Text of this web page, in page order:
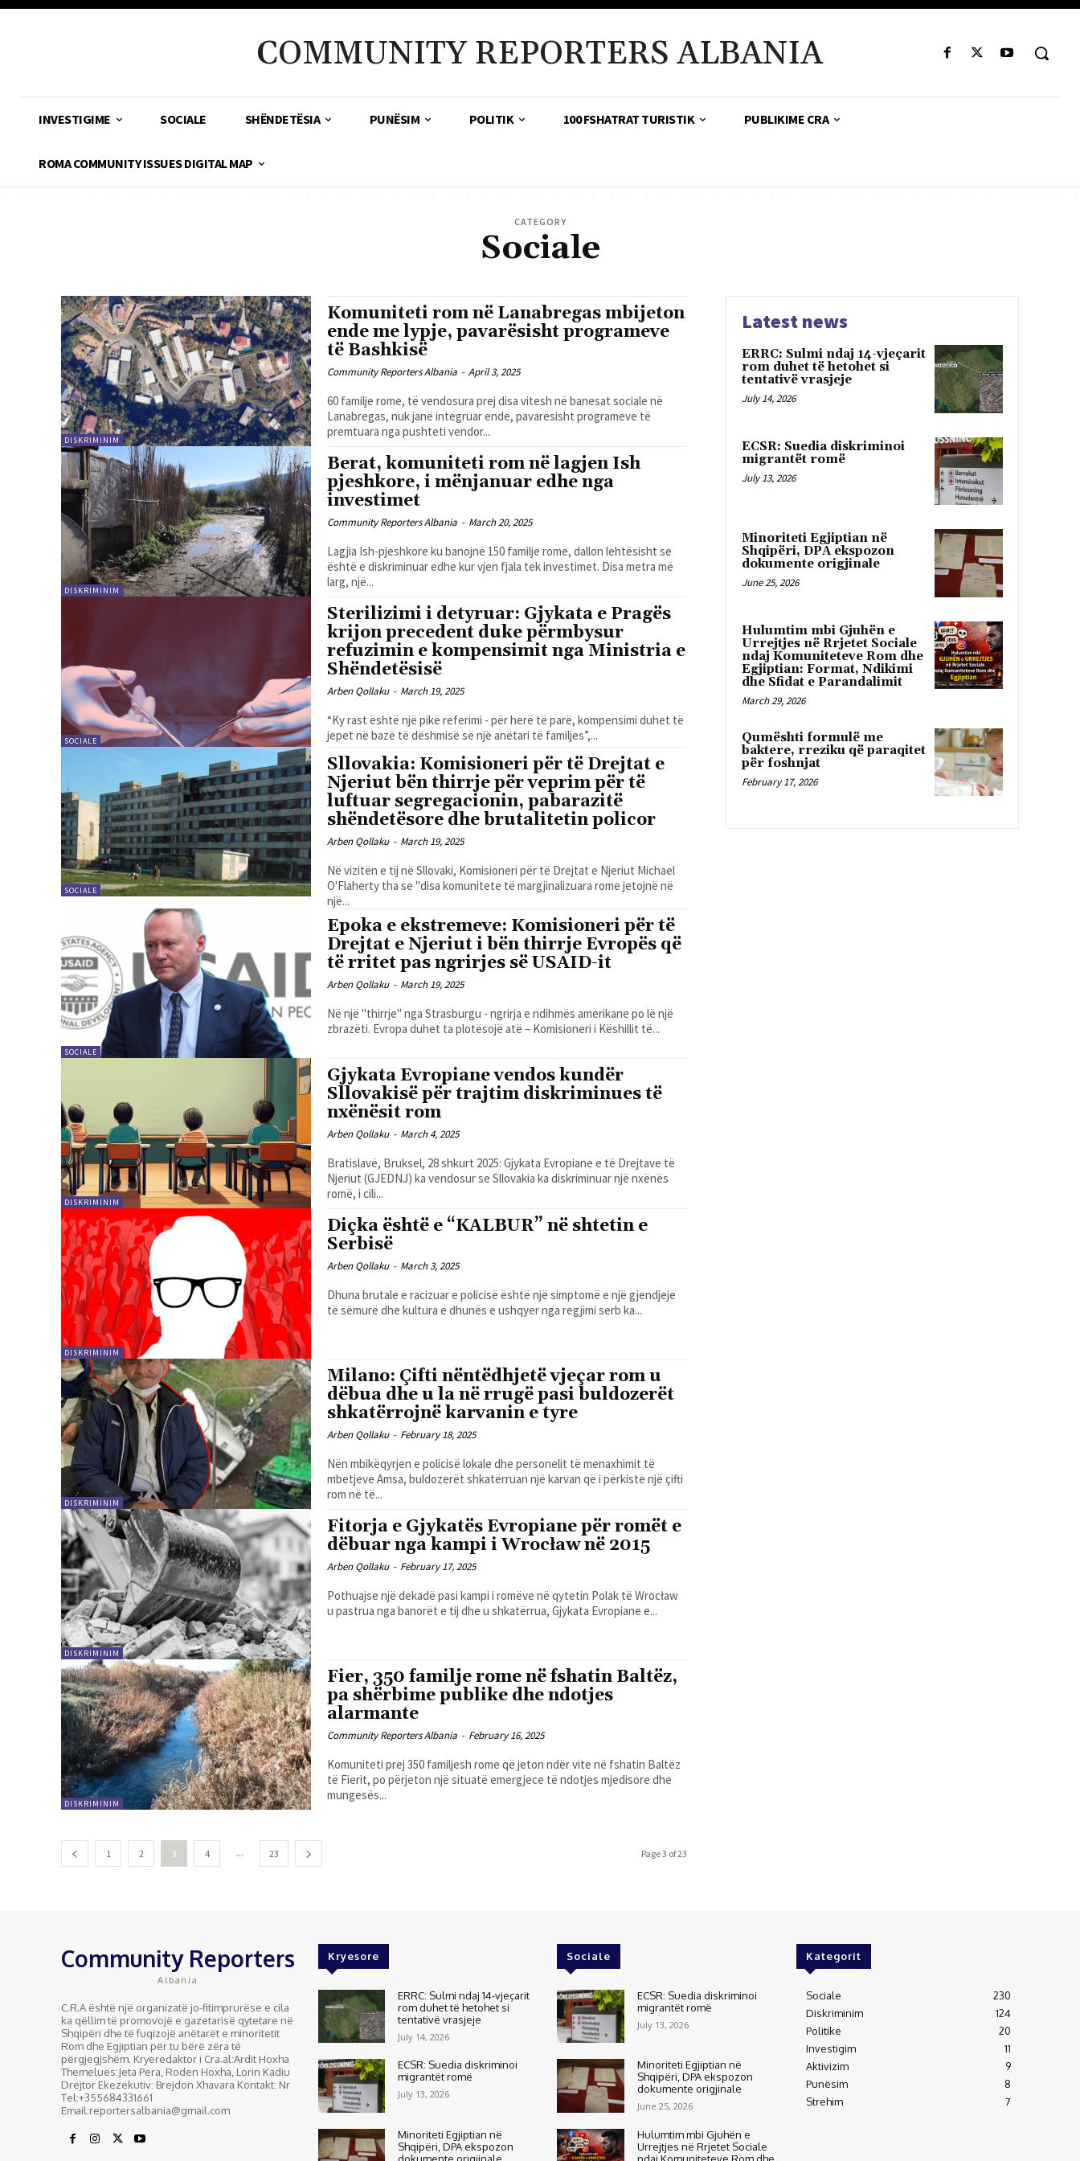
COMMUNITY REPORTERS ALBANIA
INVESTIGIME SOCIALE SHËNDETËSIA PUNËSIM POLITIK 100 FSHATRAT TURISTIK PUBLIKIME CRA
ROMA COMMUNITY ISSUES DIGITAL MAP
CATEGORY
Sociale
DISKRIMINIM
Komuniteti rom në Lanabregas mbijeton
ende me lypje, pavarësisht programeve
të Bashkisë
Community Reporters Albania - April 3, 2025
60 familje rome, të vendosura prej disa vitesh në banesat sociale në
Lanabregas, nuk janë integruar ende, pavarësisht programeve të
premtuara nga pushteti vendor...
DISKRIMINIM
Berat, komuniteti rom në lagjen Ish
pjeshkore, i mënjanuar edhe nga
investimet
Community Reporters Albania - March 20, 2025
Lagjia Ish-pjeshkore ku banojnë 150 familje rome, dallon lehtësisht se
është e diskriminuar edhe kur vjen fjala tek investimet. Disa metra më
larg, një...
SOCIALE
Sterilizimi i detyruar: Gjykata e Pragës
krijon precedent duke përmbysur
refuzimin e kompensimit nga Ministria e
Shëndetësisë
Arben Qollaku - March 19, 2025
“Ky rast është një pikë referimi - për herë të parë, kompensimi duhet të
jepet në bazë të dëshmisë së një anëtari të familjes”,...
SOCIALE
Sllovakia: Komisioneri për të Drejtat e
Njeriut bën thirrje për veprim për të
luftuar segregacionin, pabarazitë
shëndetësore dhe brutalitetin policor
Arben Qollaku - March 19, 2025
Në vizitën e tij në Sllovaki, Komisioneri për të Drejtat e Njeriut Michael
O'Flaherty tha se "disa komunitete të margjinalizuara rome jetojnë në
një...
SOCIALE
Epoka e ekstremeve: Komisioneri për të
Drejtat e Njeriut i bën thirrje Evropës që
të rritet pas ngrirjes së USAID-it
Arben Qollaku - March 19, 2025
Në një "thirrje" nga Strasburgu - ngrirja e ndihmës amerikane po lë një
zbrazëti. Evropa duhet ta plotësojë atë – Komisioneri i Këshillit të...
DISKRIMINIM
Gjykata Evropiane vendos kundër
Sllovakisë për trajtim diskriminues të
nxënësit rom
Arben Qollaku - March 4, 2025
Bratislavë, Bruksel, 28 shkurt 2025: Gjykata Evropiane e të Drejtave të
Njeriut (GJEDNJ) ka vendosur se Sllovakia ka diskriminuar një nxënës
romë, i cili...
DISKRIMINIM
Diçka është e “KALBUR” në shtetin e
Serbisë
Arben Qollaku - March 3, 2025
Dhuna brutale e racizuar e policisë është një simptomë e një gjendjeje
të sëmurë dhe kultura e dhunës e ushqyer nga regjimi serb ka...
DISKRIMINIM
Milano: Çifti nëntëdhjetë vjeçar rom u
dëbua dhe u la në rrugë pasi buldozerët
shkatërrojnë karvanin e tyre
Arben Qollaku - February 18, 2025
Nën mbikëqyrjen e policisë lokale dhe personelit të menaxhimit të
mbetjeve Amsa, buldozerët shkatërruan një karvan që i përkiste një çifti
rom në të...
DISKRIMINIM
Fitorja e Gjykatës Evropiane për romët e
dëbuar nga kampi i Wrocław në 2015
Arben Qollaku - February 17, 2025
Pothuajse një dekadë pasi kampi i romëve në qytetin Polak të Wrocław
u pastrua nga banorët e tij dhe u shkatërrua, Gjykata Evropiane e...
DISKRIMINIM
Fier, 350 familje rome në fshatin Baltëz,
pa shërbime publike dhe ndotjes
alarmante
Community Reporters Albania - February 16, 2025
Komuniteti prej 350 familjesh rome që jeton ndër vite në fshatin Baltëz
të Fierit, po përjeton një situatë emergjece të ndotjes mjedisore dhe
mungesës...
1 2 3 4 ... 23 Page 3 of 23
Latest news
ERRC: Sulmi ndaj 14-vjeçarit
rom duhet të hetohet si
tentativë vrasjeje
July 14, 2026
ECSR: Suedia diskriminoi
migrantët romë
July 13, 2026
Minoriteti Egjiptian në
Shqipëri, DPA ekspozon
dokumente origjinale
June 25, 2026
Hulumtim mbi Gjuhën e
Urrejtjes në Rrjetet Sociale
ndaj Komuniteteve Rom dhe
Egjiptian: Format, Ndikimi
dhe Sfidat e Parandalimit
March 29, 2026
Qumështi formulë me
baktere, rreziku që paraqitet
për foshnjat
February 17, 2026
Community Reporters
Albania
C.R.A është një organizatë jo-fitimprurëse e cila
ka qëllim të promovojë e gazetarisë qytetare në
Shqipëri dhe të fuqizojë anëtarët e minoritetit
Rom dhe Egjiptian për tu bërë zëra të
përgjegjshëm. Kryeredaktor i Cra.al:Ardit Hoxha
Themelues:Jeta Pera, Roden Hoxha, Lorin Kadiu
Drejtor Ekezekutiv: Brejdon Xhavara Kontakt: Nr
Tel:+355684331661
Email:reportersalbania@gmail.com
Kryesore
ERRC: Sulmi ndaj 14-vjeçarit
rom duhet të hetohet si
tentativë vrasjeje
July 14, 2026
ECSR: Suedia diskriminoi
migrantët romë
July 13, 2026
Minoriteti Egjiptian në
Shqipëri, DPA ekspozon
Sociale
ECSR: Suedia diskriminoi
migrantët romë
July 13, 2026
Minoriteti Egjiptian në
Shqipëri, DPA ekspozon
dokumente origjinale
June 25, 2026
Hulumtim mbi Gjuhën e
Urrejtjes në Rrjetet Sociale
Kategorit
Sociale
230
Diskriminim
124
Politike
20
Investigim
11
Aktivizim
9
Punësim
8
Strehim
7